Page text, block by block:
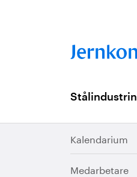
Stålindustrin
Kalendarium
Medarbetare